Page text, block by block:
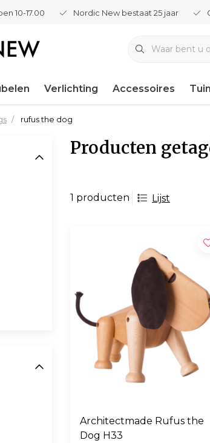
10-17.00 Nordic New bestaat 25 jaar
Verlichting Accessoires Tuin
rufus the dog
Producten
1 producten Lijst
Architectmade Rufus the
Dog H33